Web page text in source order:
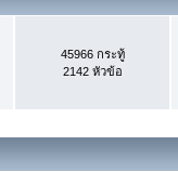
45966 กระทู้
2142 หัวข้อ